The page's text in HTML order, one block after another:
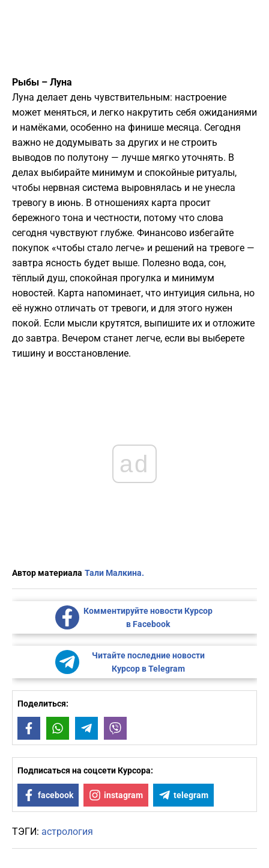
Рыбы – Луна
Луна делает день чувствительным: настроение
может меняться, и легко накрутить себя ожиданиями
и намёками, особенно на финише месяца. Сегодня
важно не додумывать за других и не строить
выводов по полутону — лучше мягко уточнять. В
делах выбирайте минимум и спокойные ритуалы,
чтобы нервная система выровнялась и не унесла
тревогу в июнь. В отношениях карта просит
бережного тона и честности, потому что слова
сегодня чувствуют глубже. Финансово избегайте
покупок «чтобы стало легче» и решений на тревоге —
завтра ясность будет выше. Полезно вода, сон,
тёплый душ, спокойная прогулка и минимум
новостей. Карта напоминает, что интуиция сильна, но
её нужно отличать от тревоги, и для этого нужен
покой. Если мысли крутятся, выпишите их и отложите
до завтра. Вечером станет легче, если вы выберете
тишину и восстановление.
ad
Автор материала Тали Малкина.
Комментируйте новости Курсор
в Facebook
Читайте последние новости
Курсор в Telegram
Поделиться:
FacebookWhatsAppTelegram
Подписаться на соцсети Курсора:
facebook instagram telegram
ТЭГИ: астрология